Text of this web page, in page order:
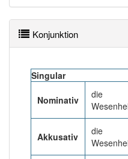
Wörter mit Endung-
anderen Artikel
Das Wort wird häufig
gehoben
98% unserer Spielapp-
korrekt erraten.
Konjunktion
Singular
Nominativ
die
Akkusativ
die